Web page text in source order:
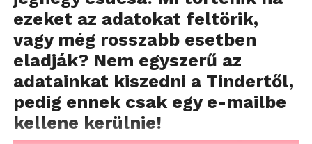
ezeket az adatokat feltörik,
vagy még rosszabb esetben
eladják? Nem egyszerű az
adatainkat kiszedni a Tindertől,
pedig ennek csak egy e-mailbe
kellene kerülnie!